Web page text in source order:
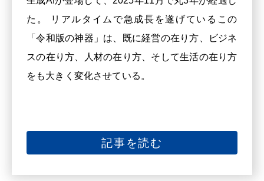
た。 リアルタイムで急成長を遂げているこの
「令和版の神器」は、既に経営の在り方、ビジネ
スの在り方、人材の在り方、そして生活の在り方
をも大きく変化させている。
記事を読む